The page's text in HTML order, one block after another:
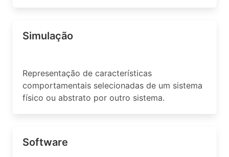
Simulação
Representação de características
comportamentais selecionadas de um sistema
físico ou abstrato por outro sistema.
Software